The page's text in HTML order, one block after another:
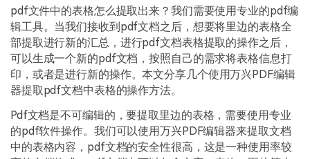
PDF开发工具
万兴PDF SDK
申请试用
PDF文件压缩
PDF签名
PDF批量工具
PDF提取页面
PDF表格
产品信息
更新日志
下载中心
01.热门软件
02.转换PDF
pdf文件中的表格怎么提取出来？我们需要使用专业的pdf编
辑工具。当我们接收到pdf文档之后，想要将里边的表格全
部提取进行新的汇总，进行pdf文档表格提取的操作之后，
可以生成一个新的pdf文档，按照自己的需求将表格信息打
印，或者是进行新的操作。本文分享几个使用万兴PDF编辑
器提取pdf文档中表格的操作方法。
Pdf文档是不可编辑的，要提取里边的表格，需要使用专业
的pdf软件操作。我们可以使用万兴PDF编辑器来提取文档
中的表格内容，pdf文档的安全性很高，这是一种使用率较